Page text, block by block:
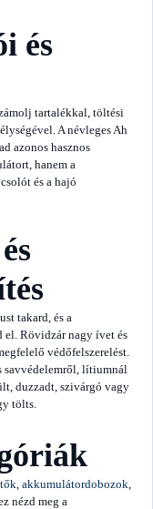
és
tartalékkal, töltési
A névleges Ah
azonos hasznos
hanem a
és a hajó
takard, és a
Rövidzár nagy ívet és
védőfelszerelést.
savvédelemről, lítiumnál
duzzadt, szivárgó vagy
tölts.
akkumulátordobozok
nézd meg a